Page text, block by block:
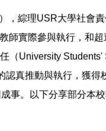
，綜理USR大學社會
師實際參與執行，和
（University
真推動與執行，獲得
事。以下分享部分本